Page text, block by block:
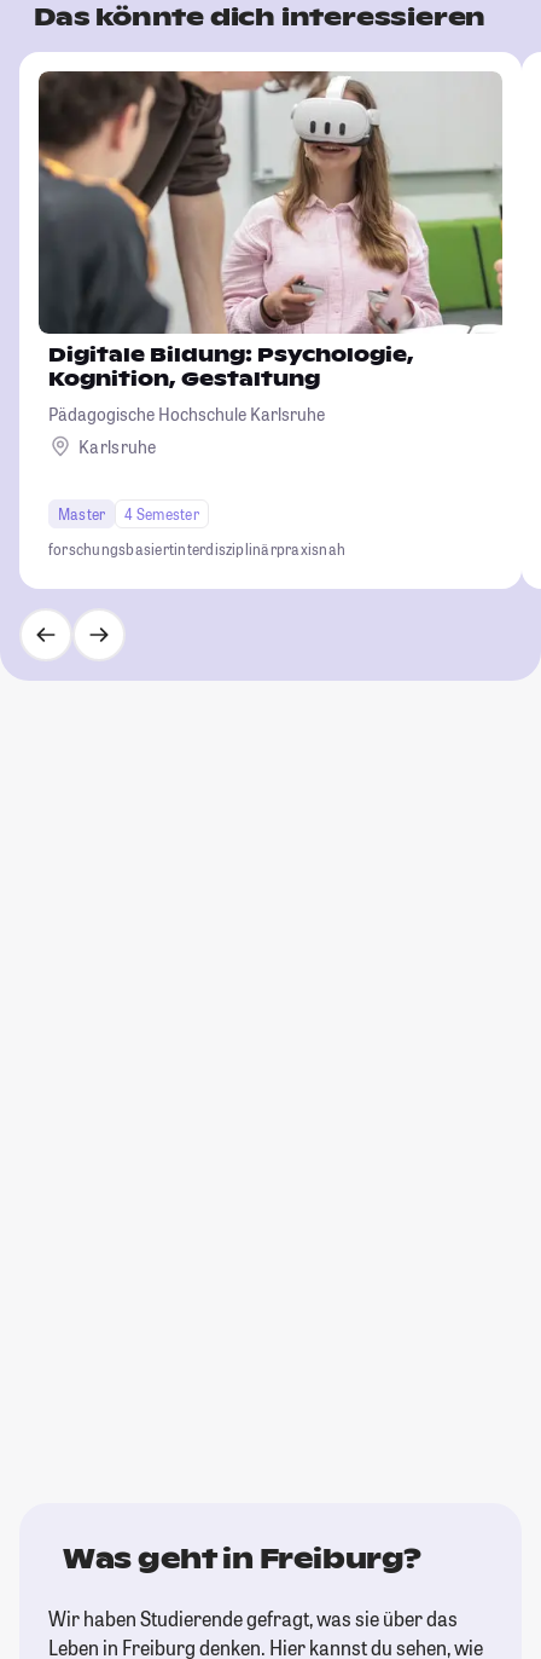
Das könnte dich interessieren
Digitale Bildung: Psychologie,
Kognition, Gestaltung
Pädagogische Hochschule Karlsruhe
Karlsruhe
Master
4 Semester
forschungsbasiertinterdisziplinärpraxisnah
Was geht in Freiburg?
Wir haben Studierende gefragt, was sie über das
Leben in Freiburg denken. Hier kannst du sehen, wie